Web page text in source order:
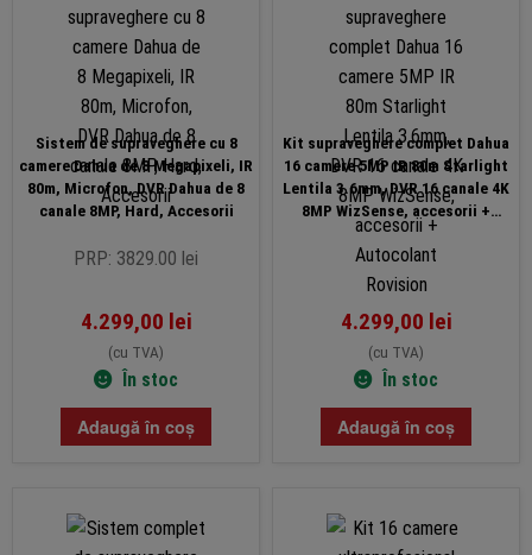
Sistem de supraveghere cu 8
camere Dahua de 8 Megapixeli, IR
80m, Microfon, DVR Dahua de 8
canale 8MP, Hard, Accesorii
PRP: 3829.00 lei
4.299,00 lei
(cu TVA)
În stoc
Adaugă în coș
Kit supraveghere complet Dahua
16 camere 5MP IR 80m Starlight
Lentila 3.6mm, DVR 16 canale 4K
8MP WizSense, accesorii +
Autocolant Rovision
4.299,00 lei
(cu TVA)
În stoc
Adaugă în coș